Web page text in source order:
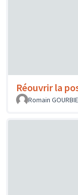
Réouvrir la
Romain